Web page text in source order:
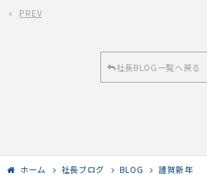
« PREV
社長BLOG一覧へ戻る
ホーム 社長ブログ BLOG 謹賀新年